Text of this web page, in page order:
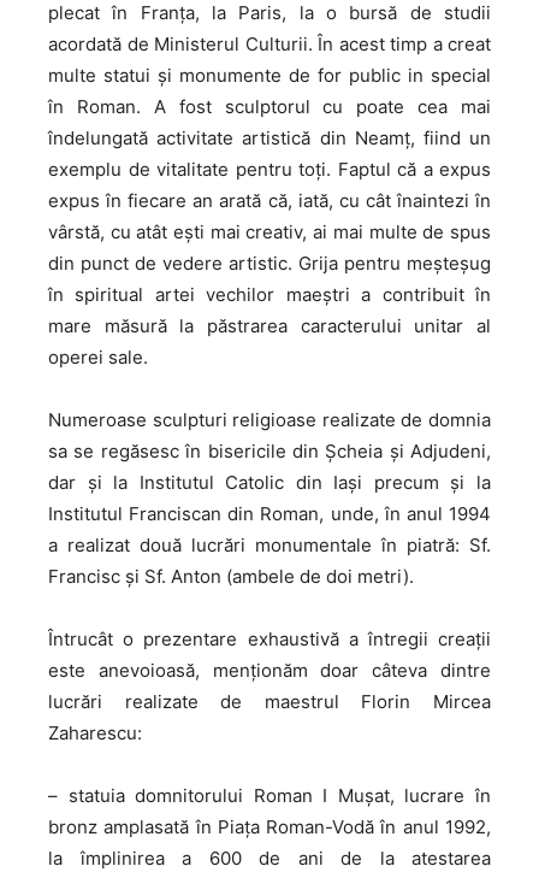
plecat în Franța, la Paris, la o bursă de studii
acordată de Ministerul Culturii. În acest timp a creat
multe statui și monumente de for public in special
în Roman. A fost sculptorul cu poate cea mai
îndelungată activitate artistică din Neamț, fiind un
exemplu de vitalitate pentru toți. Faptul că a expus
expus în fiecare an arată că, iată, cu cât înaintezi în
vârstă, cu atât ești mai creativ, ai mai multe de spus
din punct de vedere artistic. Grija pentru meşteşug
în spiritual artei vechilor maeştri a contribuit în
mare măsură la păstrarea caracterului unitar al
operei sale.
Numeroase sculpturi religioase realizate de domnia
sa se regăsesc în bisericile din Şcheia și Adjudeni,
dar și la Institutul Catolic din Iaşi precum și la
Institutul Franciscan din Roman, unde, în anul 1994
a realizat două lucrări monumentale în piatră: Sf.
Francisc şi Sf. Anton (ambele de doi metri).
Întrucât o prezentare exhaustivă a întregii creații
este anevoioasă, menționăm doar câteva dintre
lucrări realizate de maestrul Florin Mircea
Zaharescu:
– statuia domnitorului Roman I Mușat, lucrare în
bronz amplasată în Piața Roman-Vodă în anul 1992,
la împlinirea a 600 de ani de la atestarea